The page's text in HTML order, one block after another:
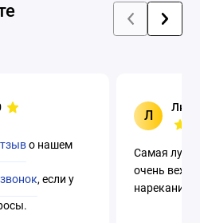
о нашем
, если у
Л
Самая
очень
нареканий.